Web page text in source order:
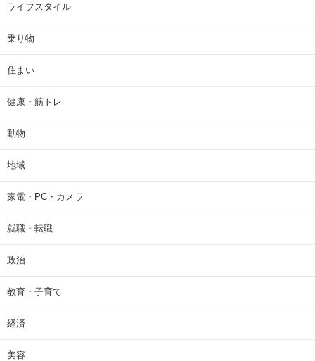
ライフスタイル
乗り物
住まい
健康・筋トレ
動物
地域
家電・PC・カメラ
就職・転職
政治
教育・子育て
経済
美容